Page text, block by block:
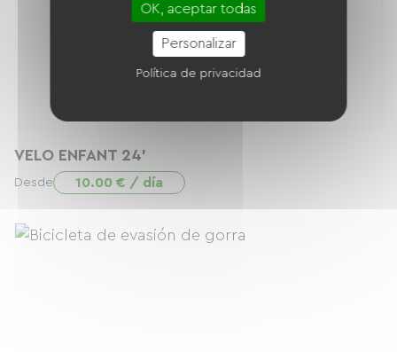
VELO ENFANT 24'
Desde 10.00 € / día
OK, aceptar todas
Personalizar
Política de privacidad